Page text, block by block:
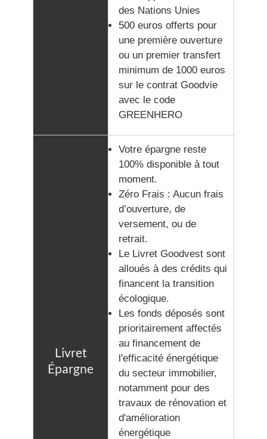
des Nations Unies
500 euros offerts pour
une première ouverture
ou un premier transfert
minimum de 1000 euros
sur le contrat Goodvie
avec le code
GREENHERO
Votre épargne reste
100% disponible à tout
moment.
Zéro Frais : Aucun frais
d’ouverture, de
versement, ou de
retrait.
Le Livret Goodvest sont
alloués à des crédits qui
financent la transition
écologique.
Les fonds déposés sont
prioritairement affectés
au financement de
l'efficacité énergétique
du secteur immobilier,
notamment pour des
travaux de rénovation et
d'amélioration
énergétique